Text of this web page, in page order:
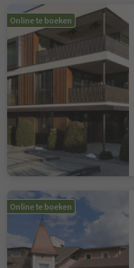
Online te boeken
Online te boeken